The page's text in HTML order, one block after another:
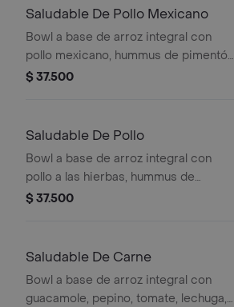
Saludable De Pollo Mexicano
Bowl a base de arroz integral con
pollo mexicano, hummus de pimentón,
pepino, tomate y Lechuga. *Producto
$ 37.500
Saludable De Pollo
Bowl a base de arroz integral con
pollo a las hierbas, hummus de
pimentón, pepino, tomate y Lechuga.
$ 37.500
Saludable De Carne
Bowl a base de arroz integral con
guacamole, pepino, tomate, lechuga,